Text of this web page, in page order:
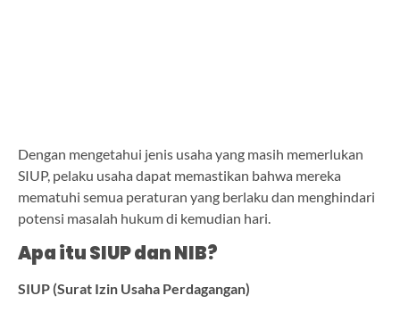
Dengan mengetahui jenis usaha yang masih memerlukan
SIUP, pelaku usaha dapat memastikan bahwa mereka
mematuhi semua peraturan yang berlaku dan menghindari
potensi masalah hukum di kemudian hari.
Apa itu SIUP dan NIB?
SIUP (Surat Izin Usaha Perdagangan)